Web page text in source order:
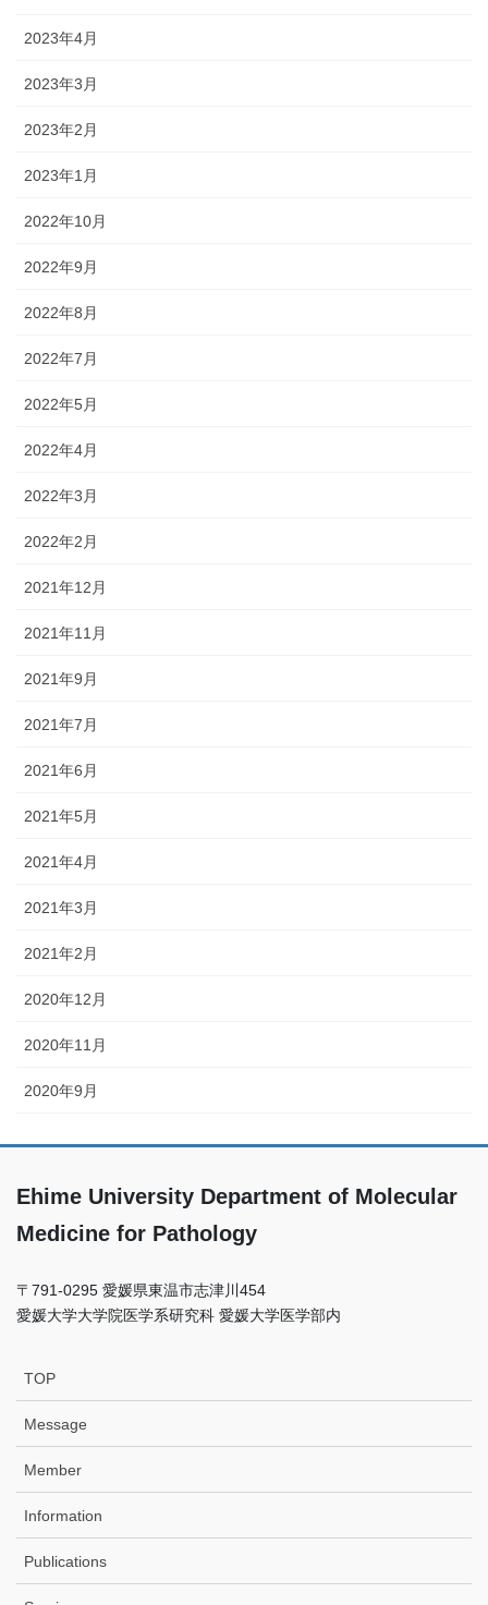
2023年4月
2023年3月
2023年2月
2023年1月
2022年10月
2022年9月
2022年8月
2022年7月
2022年5月
2022年4月
2022年3月
2022年2月
2021年12月
2021年11月
2021年9月
2021年7月
2021年6月
2021年5月
2021年4月
2021年3月
2021年2月
2020年12月
2020年11月
2020年9月
Ehime University Department of Molecular
Medicine for Pathology
〒791-0295 愛媛県東温市志津川454
愛媛⼤学⼤学院医学系研究科 愛媛⼤学医学部内
TOP
Message
Member
Information
Publications